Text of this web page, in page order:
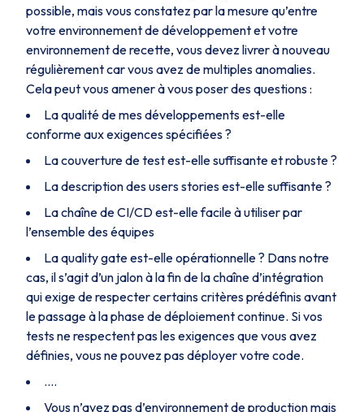
possible, mais vous constatez par la mesure qu’entre
votre environnement de développement et votre
environnement de recette, vous devez livrer à nouveau
régulièrement car vous avez de multiples anomalies.
Cela peut vous amener à vous poser des questions :
La qualité de mes développements est-elle
conforme aux exigences spécifiées ?
La couverture de test est-elle suffisante et robuste ?
La description des users stories est-elle suffisante ?
La chaîne de CI/CD est-elle facile à utiliser par
l’ensemble des équipes
La quality gate est-elle opérationnelle ? Dans notre
cas, il s’agit d’un jalon à la fin de la chaîne d’intégration
qui exige de respecter certains critères prédéfinis avant
le passage à la phase de déploiement continue. Si vos
tests ne respectent pas les exigences que vous avez
définies, vous ne pouvez pas déployer votre code.
….
Vous n’avez pas d’environnement de production mais